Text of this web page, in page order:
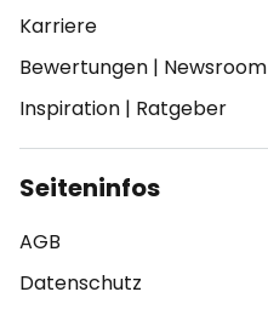
Karriere
Bewertungen | Newsroom
Inspiration | Ratgeber
Seiteninfos
AGB
Datenschutz